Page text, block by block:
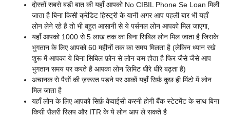
दोस्तों सबसे बड़ी बात की यहाँ आपको No CIBIL Phone Se Loan मिली
जाता है बिना किसी क्रेडिट हिस्ट्री के यानी अगर आप पहली बार भी यहाँ
लोन लेने रहे है तो भी बहुत आसानी से ये पर्सनल लोन आपको मिल जाएगा,
यहाँ आपको 1000 से 5 लाख तक का बिना सिबिल लोन मिल जाता है जिसके
भुगतान के लिए आपको 60 महीनों तक का समय मिलता है (लेकिन ध्यान रखे
शुरू में आपका ये बिना सिबिल फ़ोन से लोन कम होता है फिर जैसे जैसे आप
भुगतान समय पर करते है आपका लोन लिमिट धीरे धीरे बढ़ता है)
अचानक से पैसों की ज़रूरत पड़ने पर आकों यहाँ सिर्फ़ कुछ ही मिंटो में लोन
मिल जाता है
यहाँ लोन के लिए आपको सिर्फ़ केवाईसी करनी होगी बैंक स्टेटमेंट के साथ बिना
किसी सैलरी स्लिप और ITR के ये लोन आप ले सकते है